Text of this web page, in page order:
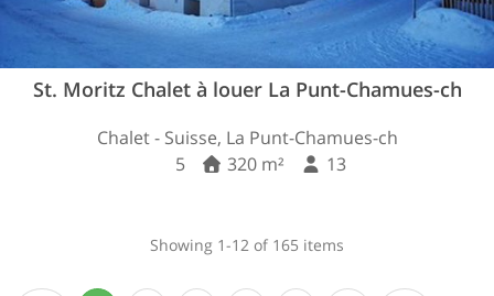
St. Moritz Chalet à louer La Punt-Chamues-ch
Chalet - Suisse, La Punt-Chamues-ch
5
320 m² 13
Showing 1-12 of 165 items